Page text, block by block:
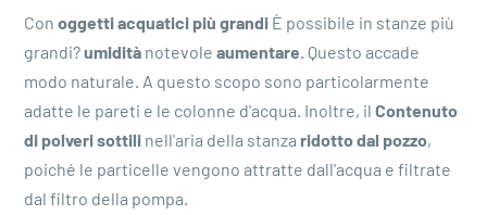
Conoggetti acquatici più grandi È possibile in stanze più
grandi?umidità notevoleaumentare. Questo accade
modo naturale. A questo scopo sono particolarmente
adatte le pareti e le colonne d'acqua. Inoltre, ilContenuto
di polveri sottili nell'aria della stanzaridotto dal pozzo,
poiché le particelle vengono attratte dall'acqua e filtrate
dal filtro della pompa.